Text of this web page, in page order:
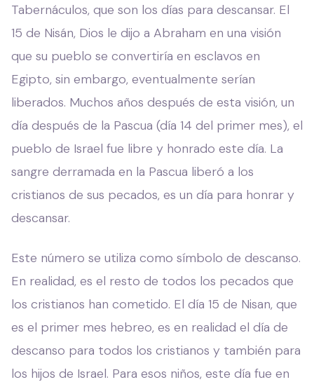
Tabernáculos, que son los días para descansar. El
15 de Nisán, Dios le dijo a Abraham en una visión
que su pueblo se convertiría en esclavos en
Egipto, sin embargo, eventualmente serían
liberados. Muchos años después de esta visión, un
día después de la Pascua (día 14 del primer mes), el
pueblo de Israel fue libre y honrado este día. La
sangre derramada en la Pascua liberó a los
cristianos de sus pecados, es un día para honrar y
descansar.
Este número se utiliza como símbolo de descanso.
En realidad, es el resto de todos los pecados que
los cristianos han cometido. El día 15 de Nisan, que
es el primer mes hebreo, es en realidad el día de
descanso para todos los cristianos y también para
los hijos de Israel. Para esos niños, este día fue en